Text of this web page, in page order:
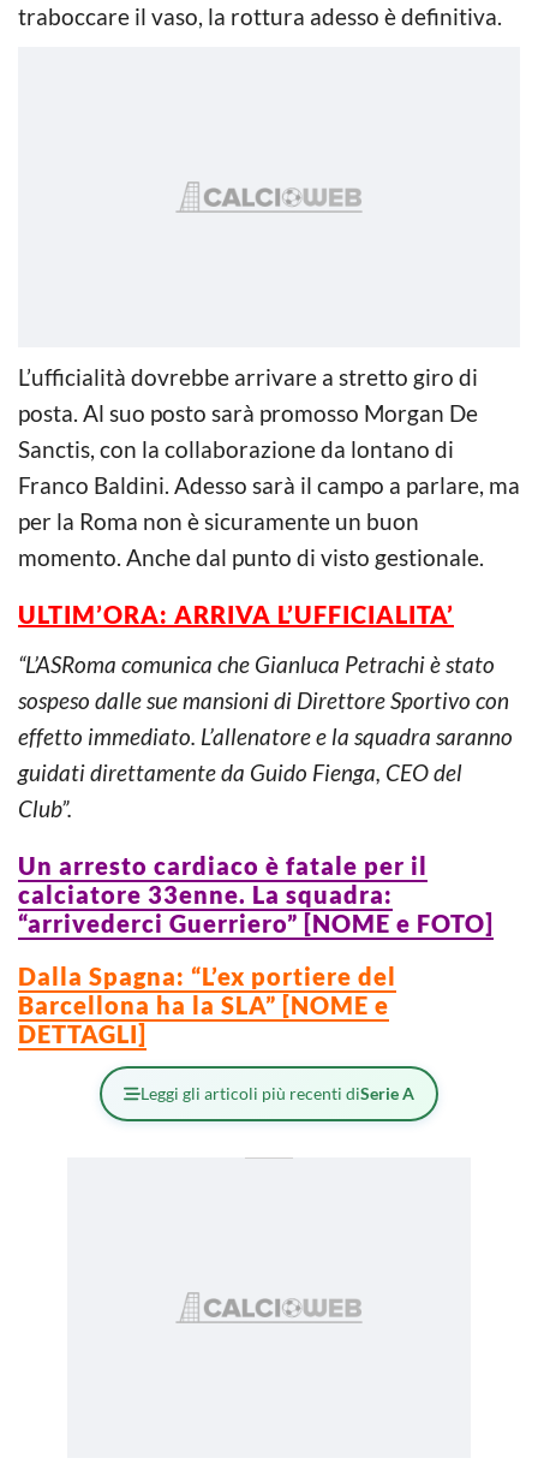
traboccare il vaso, la rottura adesso è definitiva.
L’ufficialità dovrebbe arrivare a stretto giro di
posta. Al suo posto sarà promosso Morgan De
Sanctis, con la collaborazione da lontano di
Franco Baldini. Adesso sarà il campo a parlare, ma
per la Roma non è sicuramente un buon
momento. Anche dal punto di visto gestionale.
ULTIM’ORA: ARRIVA L’UFFICIALITA’
“L’ASRoma comunica che Gianluca Petrachi è stato
sospeso dalle sue mansioni di Direttore Sportivo con
effetto immediato. L’allenatore e la squadra saranno
guidati direttamente da Guido Fienga, CEO del
Club”.
Un arresto cardiaco è fatale per il
calciatore 33enne. La squadra:
“arrivederci Guerriero” [NOME e FOTO]
Dalla Spagna: “L’ex portiere del
Barcellona ha la SLA” [NOME e
DETTAGLI]
Leggi gli articoli più recenti diSerie A